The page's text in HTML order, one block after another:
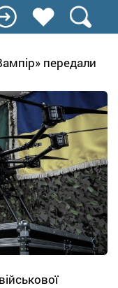
передали